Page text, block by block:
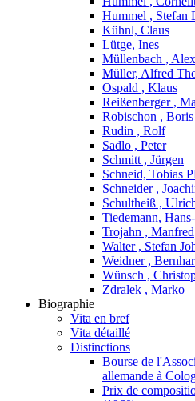
Hummel , Stefan
Kühnl, Claus
Lütge, Ines
Müllenbach ,
Müller, Alfred
Ospald , Klaus
Reißenberger ,
Robischon , Boris
Rudin , Rolf
Sadlo , Peter
Schmitt , Jürgen
Schneid, Tobias
Schneider ,
Schultheiß ,
Tiedemann,
Trojahn , Manfred
Walter , Stefan
Weidner ,
Wünsch ,
Zdralek , Marko
Biographie
Vita en bref
Vita détaillé
Distinctions
Bourse de
allemande à
Prix de